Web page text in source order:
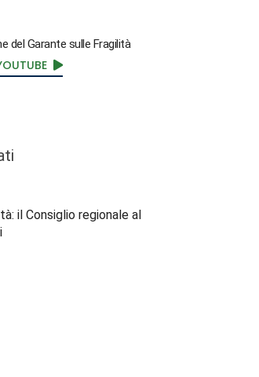
del Garante sulle Fragilità
il Consiglio regionale al